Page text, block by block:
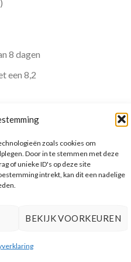
zoals cookies om
Door in te stemmen met deze
of unieke ID's op deze site
intrekt, kan dit een nadelige
BEKIJK VOORKEUREN
8 dagen
een 8,2